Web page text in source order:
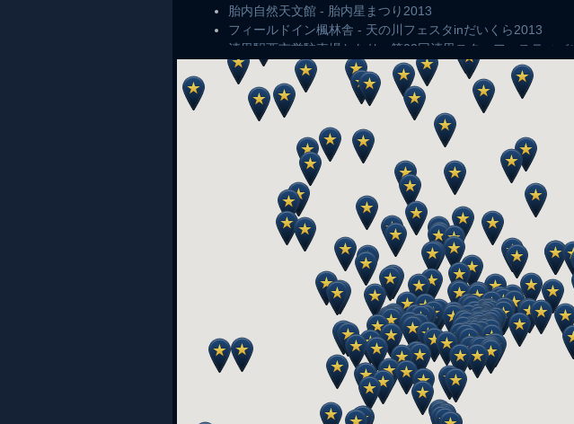
胎内自然天文館 - 胎内星まつり2013
フィールドイン楓林舎 - 天の川フェスタinだいくら2013
清里駅西市営駐車場となり - 第23回清里スターフェスティバ
るり渓温泉 ポテポテパーク - 第13回「星をもとめて」
道の駅福富 - 第11回広島星まつり
稗原やまびこ農園やまびこ館 - 出雲星空観望会2013
石垣島天文台（むりかぶし望遠鏡） - 南の島の星まつり2013
石川県柳田星の観察館「満天星」 - 満天星スターパーティー
結城市民情報センター 天体ドーム - スターウィーク連夜の
花立山天文台「美スター」 - 花立山星まつり2013
県立ぐんま天文台 - ぐんま天文台 秋祭り
田村市星の村天文台 - 星の村スターライトフェスティバル
はまぎん こども宇宙科学館 - 〈スペシャルナイト〉「トナ
石川県柳田星の観察館「満天星」 - 満天星スターパーティー